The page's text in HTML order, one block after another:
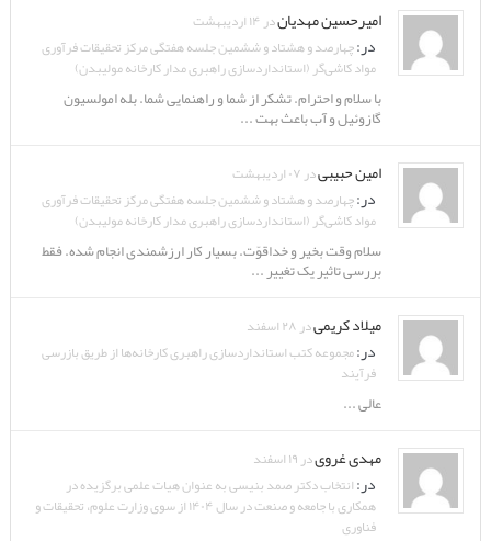
امیرحسین مهدیاندر ۱۴ اردیبهشت
در:چهارصد و هشتاد و ششمین جلسه هفتگی مرکز تحقیقات فرآوری
مواد کاشی‌گر (استانداردسازی راهبری مدار کارخانه مولیبدن)
با سلام و احترام. تشکر از شما و راهنمایی شما. بله امولسیون
گازوئیل و آب باعث بهت ...
امین حبیبیدر ۰۷ اردیبهشت
در:چهارصد و هشتاد و ششمین جلسه هفتگی مرکز تحقیقات فرآوری
مواد کاشی‌گر (استانداردسازی راهبری مدار کارخانه مولیبدن)
سلام وقت بخیر و خداقوّت. بسیار کار ارزشمندی انجام شده. فقط
بررسی تاثیر یک تغییر ...
میلاد کریمیدر ۲۸ اسفند
در:مجموعه کتب استانداردسازی راهبری کارخانه‌ها از طریق بازرسی
فرآیند
عالی ...
مهدی غرویدر ۱۹ اسفند
در:انتخاب دکتر صمد بنیسی به عنوان هیات علمی برگزیده در
همکاری با جامعه و صنعت در سال ۱۴۰۴ از سوی وزارت علوم، تحقیقات و
فناوری